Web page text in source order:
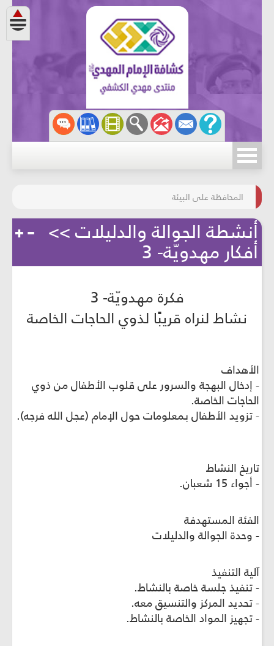
مسابقة الركب الحسينيّ
المحافظة على البيئة
أنشطة الجوالة والدليلات >>
أفكار مهدويّة- 3
فكرة مهدويّة- 3
نشاط لنراه قريبًا لذوي الحاجات الخاصة
الأهداف
- إدخال البهجة والسرور على قلوب الأطفال من ذوي
الحاجات الخاصة.
- تزويد الأطفال بمعلومات حول الإمام (عجل الله فرجه).
تاريخ النشاط
- أجواء 15 شعبان.
الفئة المستهدفة
- وحدة الجوالة والدليلات
آلية التنفيذ
- تنفيذ جلسة خاصة بالنشاط.
- تحديد المركز والتنسيق معه.
- تجهيز المواد الخاصة بالنشاط.